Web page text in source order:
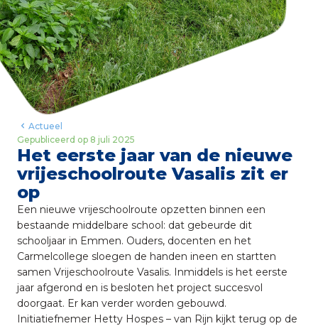
Actueel
Gepubliceerd op 8 juli 2025
Het eerste jaar van de nieuwe
vrijeschoolroute Vasalis zit er
op
Een nieuwe vrijeschoolroute opzetten binnen een
bestaande middelbare school: dat gebeurde dit
schooljaar in Emmen. Ouders, docenten en het
Carmelcollege sloegen de handen ineen en startten
samen Vrijeschoolroute Vasalis. Inmiddels is het eerste
jaar afgerond en is besloten het project succesvol
doorgaat. Er kan verder worden gebouwd.
Initiatiefnemer Hetty Hospes – van Rijn kijkt terug op de